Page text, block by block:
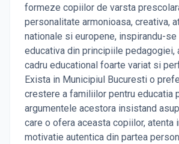
formeze copiilor de varsta
personalitate armonioasa, creativa,
nationale si europene, inspirandu-se
educativa din principiile pedagogiei,
cadru educational foarte variat si
Exista in Municipiul Bucuresti o
crestere a familiilor pentru educatia
argumentele acestora insistand
care o ofera aceasta copiilor, atenta
motivatie autentica din partea